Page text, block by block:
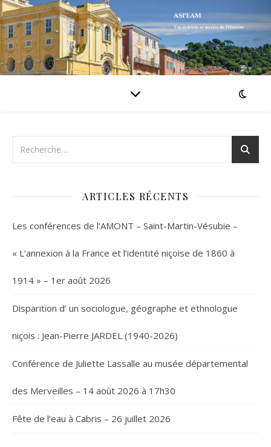
ARTICLES RÉCENTS
Les conférences de l’AMONT – Saint-Martin-Vésubie –
« L’annexion à la France et l’identité niçoise de 1860 à
1914 » – 1er août 2026
Disparition d’ un sociologue, géographe et ethnologue
niçois : Jean-Pierre JARDEL (1940-2026)
Conférence de Juliette Lassalle au musée départemental
des Merveilles – 14 août 2026 à 17h30
Fête de l’eau à Cabris – 26 juillet 2026